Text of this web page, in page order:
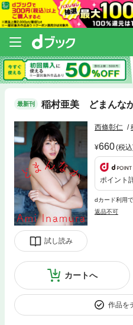
最新刊 稲村亜美 どまんな
試し読み
西條彰仁
660(税
ポイント
dカード利用
返品不可
カートへ
作品を